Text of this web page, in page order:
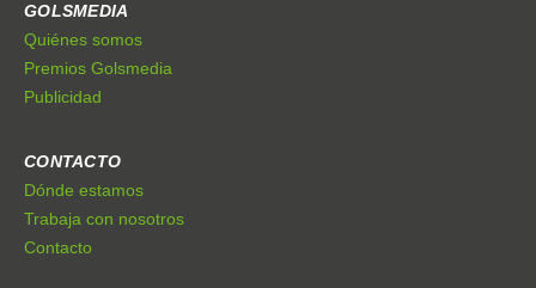
GOLSMEDIA
Quiénes somos
Premios Golsmedia
Publicidad
CONTACTO
Dónde estamos
Trabaja con nosotros
Contacto